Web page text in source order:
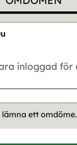
ett omdöme.